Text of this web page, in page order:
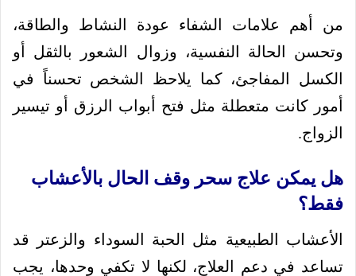
من أهم علامات الشفاء عودة النشاط والطاقة،
وتحسن الحالة النفسية، وزوال الشعور بالثقل أو
الكسل المفاجئ، كما يلاحظ الشخص تحسناً في
أمور كانت متعطلة مثل فتح أبواب الرزق أو تيسير
الزواج.
هل يمكن علاج سحر وقف الحال بالأعشاب
فقط؟
الأعشاب الطبيعية مثل الحبة السوداء والزعتر قد
تساعد في دعم العلاج، لكنها لا تكفي وحدها، يجب